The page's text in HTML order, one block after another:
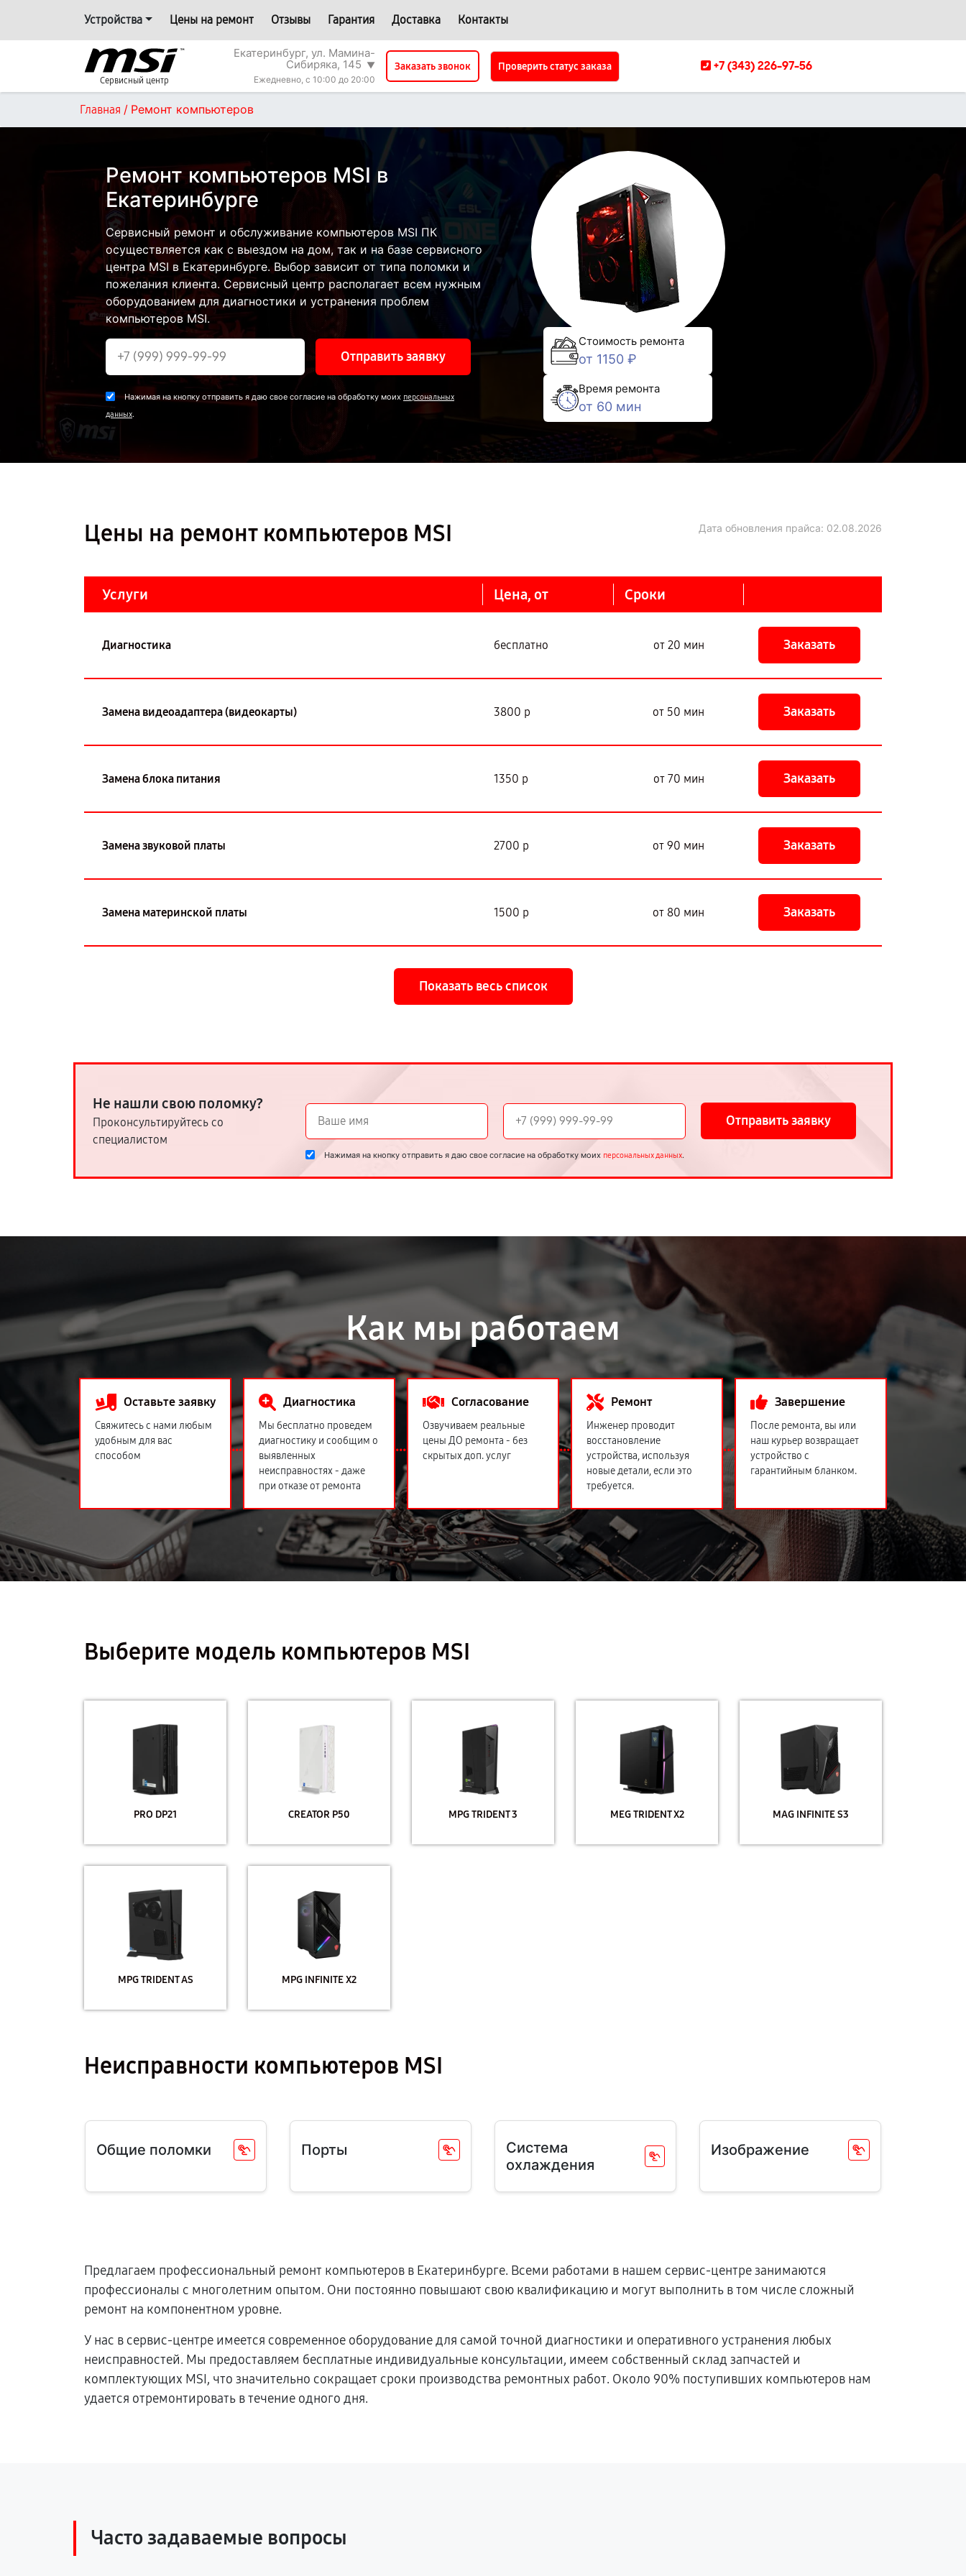
Устройства Цены на ремонт Отзывы Гарантия Доставка Контакты
Сервисный центр
Екатеринбург, ул. Мамина-
Сибиряка, 145 ▼
Ежедневно, с 10:00 до 20:00
Заказать звонок Проверить статус заказа +7 (343) 226-97-56
Главная / Ремонт компьютеров
Ремонт компьютеров MSI в
Екатеринбурге
Сервисный ремонт и обслуживание компьютеров MSI ПК
осуществляется как с выездом на дом, так и на базе сервисного
центра MSI в Екатеринбурге. Выбор зависит от типа поломки и
пожелания клиента. Сервисный центр располагает всем нужным
оборудованием для диагностики и устранения проблем
компьютеров MSI.
Отправить заявку
Нажимая на кнопку отправить я даю свое согласие на обработку моих персональных
данных.
Стоимость ремонта
от 1150 ₽
Время ремонта
от 60 мин
Цены на ремонт компьютеров MSI Дата обновления прайса: 02.08.2026
Услуги Цена, от Сроки
Диагностика бесплатно от 20 мин Заказать
Замена видеоадаптера (видеокарты) 3800 р от 50 мин Заказать
Замена блока питания 1350 р от 70 мин Заказать
Замена звуковой платы 2700 р от 90 мин Заказать
Замена материнской платы 1500 р от 80 мин Заказать
Показать весь список
Не нашли свою поломку?
Проконсультируйтесь со
специалистом
Отправить заявку
Нажимая на кнопку отправить я даю свое согласие на обработку моих персональных данных.
Как мы работаем
Оставьте заявку
Свяжитесь с нами любым
удобным для вас
способом
Диагностика
Мы бесплатно проведем
диагностику и сообщим о
выявленных
неисправностях - даже
при отказе от ремонта
Согласование
Озвучиваем реальные
цены ДО ремонта - без
скрытых доп. услуг
Ремонт
Инженер проводит
восстановление
устройства, используя
новые детали, если это
требуется.
Завершение
После ремонта, вы или
наш курьер возвращает
устройство с
гарантийным бланком.
Выберите модель компьютеров MSI
PRO DP21 CREATOR P50 MPG TRIDENT 3 MEG TRIDENT X2 MAG INFINITE S3
MPG TRIDENT AS MPG INFINITE X2
Неисправности компьютеров MSI
Общие поломки Порты
Система
охлаждения
Изображение
Предлагаем профессиональный ремонт компьютеров в Екатеринбурге. Всеми работами в нашем сервис-центре занимаются
профессионалы с многолетним опытом. Они постоянно повышают свою квалификацию и могут выполнить в том числе сложный
ремонт на компонентном уровне.
У нас в сервис-центре имеется современное оборудование для самой точной диагностики и оперативного устранения любых
неисправностей. Мы предоставляем бесплатные индивидуальные консультации, имеем собственный склад запчастей и
комплектующих MSI, что значительно сокращает сроки производства ремонтных работ. Около 90% поступивших компьютеров нам
удается отремонтировать в течение одного дня.
Часто задаваемые вопросы